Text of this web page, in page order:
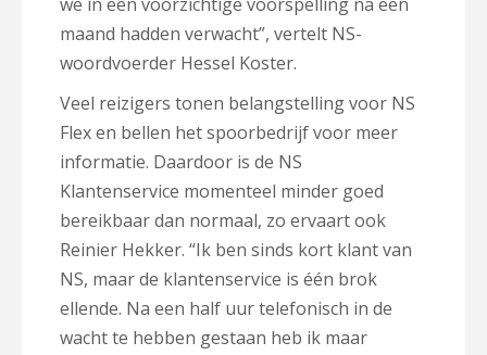
maand hadden verwacht”, vertelt NS-
woordvoerder Hessel Koster.
Veel reizigers tonen belangstelling voor NS
Flex en bellen het spoorbedrijf voor meer
informatie. Daardoor is de NS
Klantenservice momenteel minder goed
bereikbaar dan normaal, zo ervaart ook
Reinier Hekker. “Ik ben sinds kort klant van
NS, maar de klantenservice is één brok
ellende. Na een half uur telefonisch in de
wacht te hebben gestaan heb ik maar